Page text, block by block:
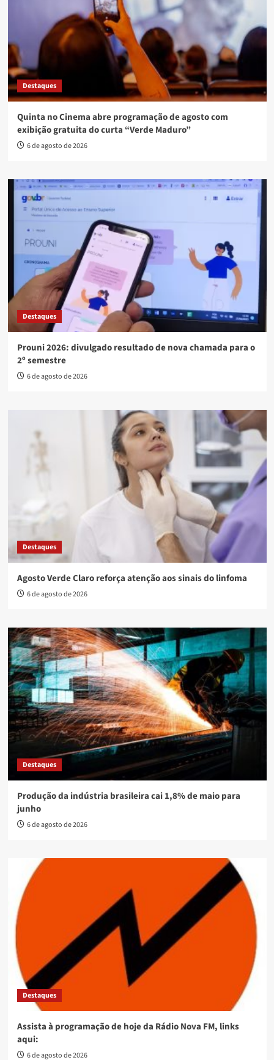
Destaques
Quinta no Cinema abre programação de agosto com
exibição gratuita do curta “Verde Maduro”
6 de agosto de 2026
Destaques
Prouni 2026: divulgado resultado de nova chamada para o
2º semestre
6 de agosto de 2026
Destaques
Agosto Verde Claro reforça atenção aos sinais do linfoma
6 de agosto de 2026
Destaques
Produção da indústria brasileira cai 1,8% de maio para
junho
6 de agosto de 2026
Destaques
Assista à programação de hoje da Rádio Nova FM, links
aqui:
6 de agosto de 2026